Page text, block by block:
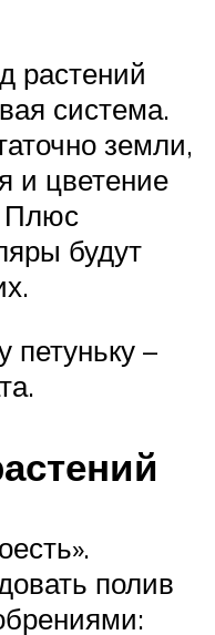
растений
система.
земли,
и цветение
Плюс
будут
петуньку –
полив